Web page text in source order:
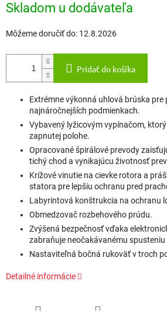
cena:
Skladom u dodávateľa
Môžeme doručiť do: 12.8.2026
Pridať do košíka
Extrémne výkonná uhlová brúska pre
najnáročnejších podmienkach.
Vybavený lyžicovým vypínačom,
zapnutej polohe.
Opracované špirálové prevody
tichý chod a vynikajúcu životnosť
Krížové vinutie na cievke rotora a
statora pre lepšiu ochranu pred
Labyrintová konštrukcia na ochranu
Obmedzovač rozbehového prúdu.
Zvýšená bezpečnosť vďaka
zabraňuje neočakávanému
Nastaviteľná bočná rukoväť v troch
Detailné informácie